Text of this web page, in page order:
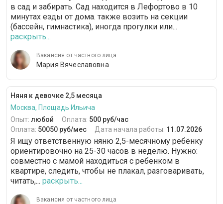
в сад и забирать. Сад находится в Лефортово в 10
минутах езды от дома. также возить на секции
(бассейн, гимнастика), иногда прогулки или...
раскрыть...
Вакансия от частного лица
Мария Вячеславовна
Няня к девочке 2,5 месяца
Москва, Площадь Ильича
Опыт: любой Оплата: 500 руб/час
Оплата: 50050 руб/мес Дата начала работы: 11.07.2026
Я ищу ответственную няню 2,5-месячному ребёнку
ориентировочно на 25-30 часов в неделю. Нужно:
совместно с мамой находиться с ребенком в
квартире, следить, чтобы не плакал, разговаривать,
читать,... раскрыть...
Вакансия от частного лица